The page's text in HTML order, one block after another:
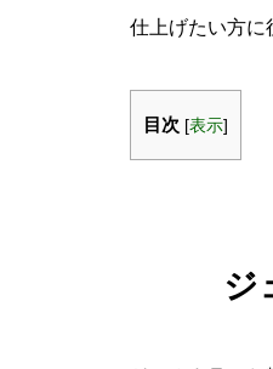
仕上げたい方に
目次 [表示]
ジ